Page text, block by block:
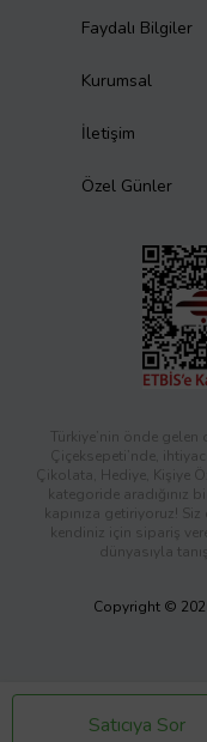
Satıcıya Sor
Faydalı Bilgiler
Kurumsal
İletişim
Özel Günler
Türkiye’nin önde
Çiçeksepeti’nde,
Çikolata, Hediye, Kişiye
kategoride aradığınız
kapınıza getiriyoruz!
kendiniz için sipariş
dünyasıyla
Copyright ©